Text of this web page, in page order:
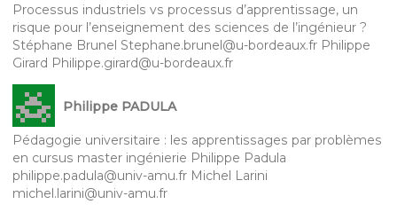
Processus industriels vs processus d’apprentissage, un
risque pour l’enseignement des sciences de l’ingénieur ?
Stéphane Brunel Stephane.brunel@u-bordeaux.fr Philippe
Girard Philippe.girard@u-bordeaux.fr
Philippe PADULA
Pédagogie universitaire : les apprentissages par problèmes
en cursus master ingénierie Philippe Padula
philippe.padula@univ-amu.fr Michel Larini
michel.larini@univ-amu.fr